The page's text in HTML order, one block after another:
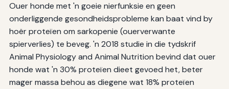
Ouer honde met 'n goeie nierfunksie en geen
onderliggende gesondheidsprobleme kan baat vind by
hoër proteïen om sarkopenie (ouerverwante
spierverlies) te beveg. 'n 2018 studie in die tydskrif
Animal Physiology and Animal Nutrition bevind dat ouer
honde wat 'n 30% proteïen dieet gevoed het, beter
mager massa behou as diegene wat 18% proteïen